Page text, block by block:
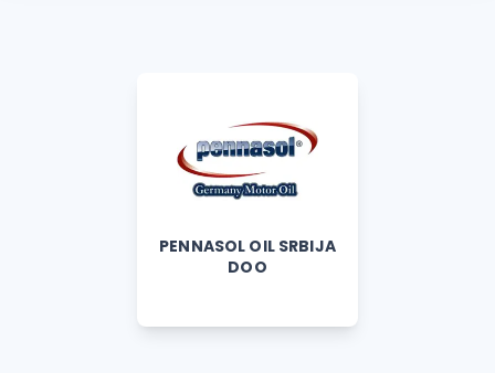
PENNASOL OIL SRBIJA
DOO